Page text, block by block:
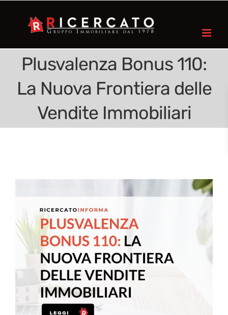
Plusvalenza Bonus 110:
La Nuova Frontiera delle
Vendite Immobiliari